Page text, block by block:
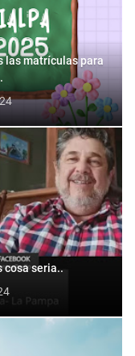
las matrículas para
cosa seria..